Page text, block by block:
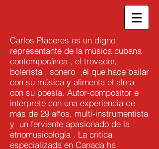
Carlos Placeres es un digno
representante de la música cubana
contemporánea , el trovador,
bolerista , sonero ,él que hace bailar
con su música y alimenta el alma
con su poesía. Autor-compositor e
interprete con una experiencia de
más de 29 años, multí-instrumentista
y un ferviente apasionado de la
etnomusicología . La critica
especializada en Canada ha